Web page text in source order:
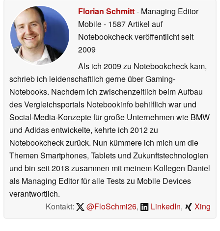
Florian Schmitt- Managing Editor
Mobile- 1587 Artikel auf
Notebookcheck veröffentlichtseit
2009
Als ich 2009 zu Notebookcheck kam,
schrieb ich leidenschaftlich gerne über Gaming-
Notebooks. Nachdem ich zwischenzeitlich beim Aufbau
des Vergleichsportals Notebookinfo behilflich war und
Social-Media-Konzepte für große Unternehmen wie BMW
und Adidas entwickelte, kehrte ich 2012 zu
Notebookcheck zurück. Nun kümmere ich mich um die
Themen Smartphones, Tablets und Zukunftstechnologien
und bin seit 2018 zusammen mit meinem Kollegen Daniel
als Managing Editor für alle Tests zu Mobile Devices
verantwortlich.
Kontakt:
@FloSchmi26, LinkedIn, Xing